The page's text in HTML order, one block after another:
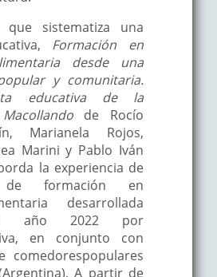
sistematiza una
Formación en
desde una
y comunitaria.
educativa de la
de Rocío
Marianela Rojos,
Marini y Pablo Iván
la experiencia de
formación en
desarrollada
año 2022 por
en conjunto con
comedorespopulares
A partir de